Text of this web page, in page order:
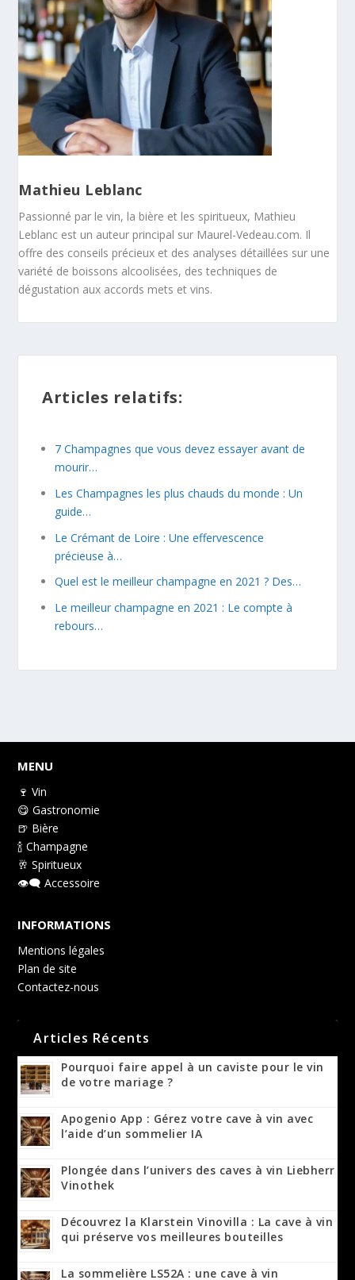
Mathieu Leblanc
Passionné par le vin, la bière et les spiritueux, Mathieu
Leblanc est un auteur principal sur Maurel-Vedeau.com. Il
offre des conseils précieux et des analyses détaillées sur une
variété de boissons alcoolisées, des techniques de
dégustation aux accords mets et vins.
Articles relatifs:
7 Champagnes que vous devez essayer avant de
mourir…
Les Champagnes les plus chauds du monde : Un
guide…
Le Crémant de Loire : Une effervescence
précieuse à…
Quel est le meilleur champagne en 2021 ? Des…
Le meilleur champagne en 2021 : Le compte à
rebours…
MENU
🍷 Vin
😋 Gastronomie
🍺 Bière
🍾 Champagne
🥂 Spiritueux
👁️‍🗨️ Accessoire
INFORMATIONS
Mentions légales
Plan de site
Contactez-nous
Articles Récents
Pourquoi faire appel à un caviste pour le vin
de votre mariage ?
Apogenio App : Gérez votre cave à vin avec
l’aide d’un sommelier IA
Plongée dans l’univers des caves à vin Liebherr
Vinothek
Découvrez la Klarstein Vinovilla : La cave à vin
qui préserve vos meilleures bouteilles
La sommelière LS52A : une cave à vin